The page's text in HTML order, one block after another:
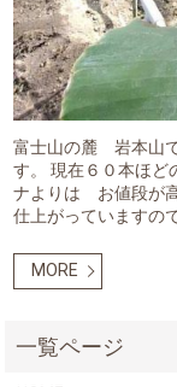
富士山の麓 岩本山
す。 現在６０本ほど
ナよりは お値段が
仕上がっていますの
MORE